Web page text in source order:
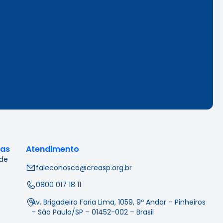
Atendimento
faleconosco@creasp.org.br
0800 017 18 11
Av. Brigadeiro Faria Lima, 1059, 9º Andar – Pinheiros
– São Paulo/SP – 01452-002 – Brasil